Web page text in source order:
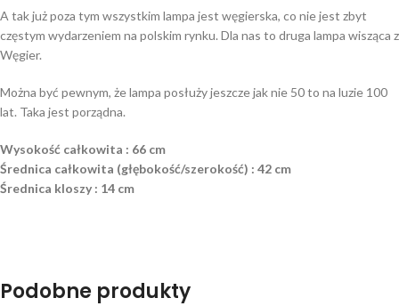
A tak już poza tym wszystkim lampa jest węgierska, co nie jest zbyt
częstym wydarzeniem na polskim rynku. Dla nas to druga lampa wisząca z
Węgier.
Można być pewnym, że lampa posłuży jeszcze jak nie 50 to na luzie 100
lat. Taka jest porządna.
Wysokość całkowita : 66 cm
Średnica całkowita (głębokość/szerokość) : 42 cm
Średnica kloszy : 14 cm
Podobne produkty